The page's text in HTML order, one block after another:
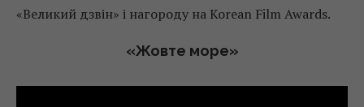
«Великий дзвін» і нагороду на Korean Film Awards.
«Жовте море»